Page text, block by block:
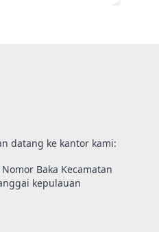
datang ke kantor kami:
Baka Kecamatan
kepulauan